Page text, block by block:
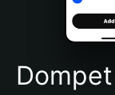
Português (Brasil)
Español